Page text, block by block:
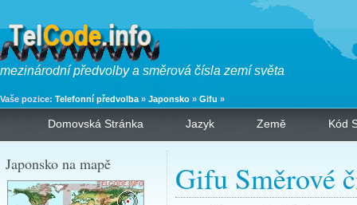
mezinárodní předvolby a směrová čísla zemí světa
Vaše pozice: Telefonní předvolba » Japonsko » Gifu »
Domovská Stránka Jazyk Země Kód
Gifu Směrové
Japonsko na mapě